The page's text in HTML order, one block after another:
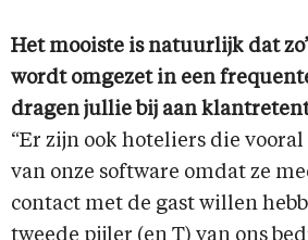
Het mooiste is natuurlijk dat
wordt omgezet in een
dragen jullie bij aan
“Er zijn ook hoteliers die
van onze software omdat ze
contact met de gast willen
tweede pijler (en T) van ons